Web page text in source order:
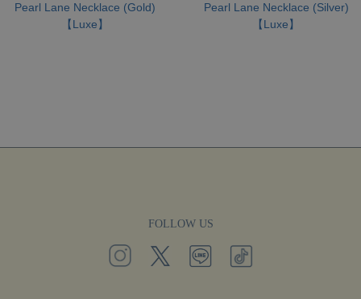
Pearl Lane Necklace (Gold)
【Luxe】
Pearl Lane Necklace (Silver)
【Luxe】
FOLLOW US